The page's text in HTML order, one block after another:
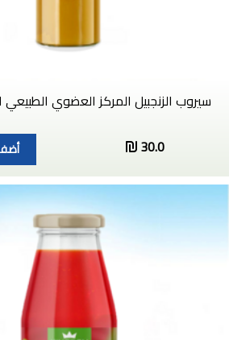
سيروب الزنجبيل المركز العضوي الطبيعي
30.0